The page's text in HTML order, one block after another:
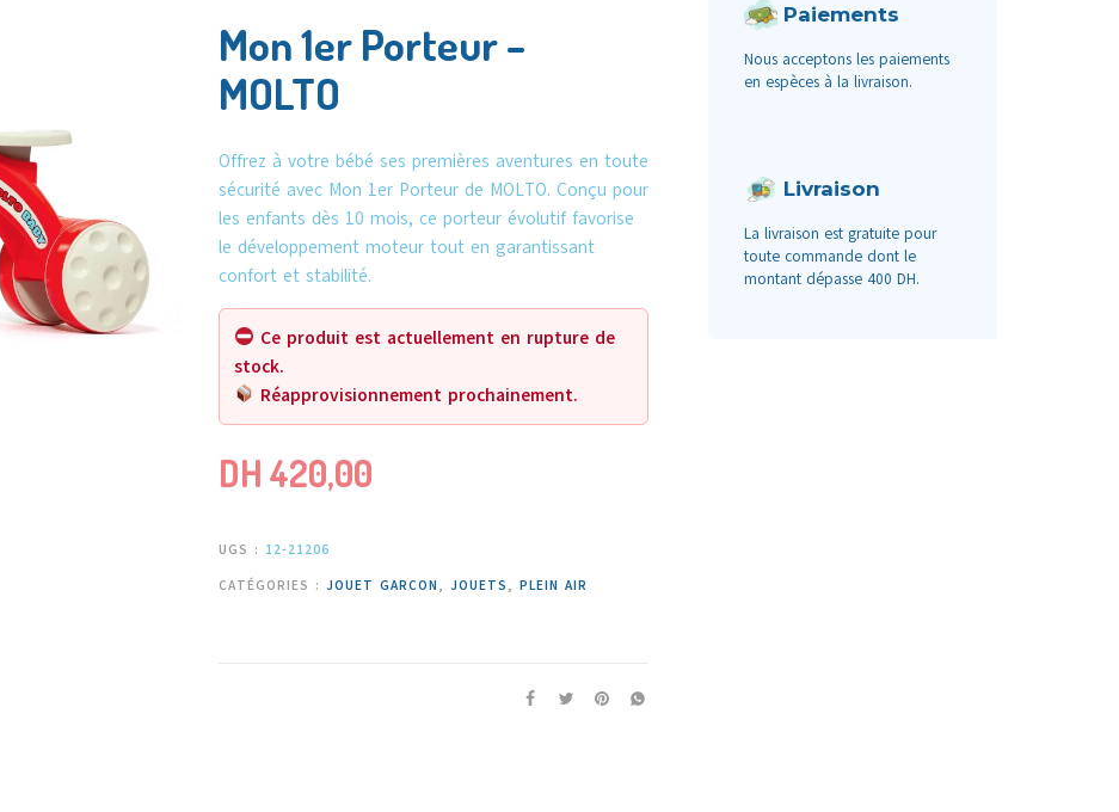
Mon 1er Porteur –
MOLTO
Offrez à votre bébé ses premières aventures en toute
sécurité avec Mon 1er Porteur de MOLTO. Conçu pour
les enfants dès 10 mois, ce porteur évolutif favorise
le développement moteur tout en garantissant
confort et stabilité.
Ce produit est actuellement en rupture de
stock.
Réapprovisionnement prochainement.
DH 420,00
UGS : 12-21206
CATÉGORIES : JOUET GARCON , JOUETS , PLEIN AIR
Paiements
Nous acceptons les paiements
en espèces à la livraison.
Livraison
La livraison est gratuite pour
toute commande dont le
montant dépasse 400 DH.